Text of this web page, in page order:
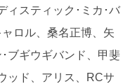
ィスティック･ミカ･バ
ロル、桑名正博、矢
ブギウギバンド、甲斐
ッド、アリス、RCサ